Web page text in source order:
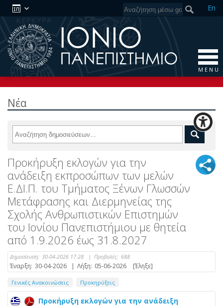
En
M E N U
Νέα
Προκήρυξη εκλογών για την
ανάδειξη εκπροσώπων των μελών
Ε.ΔΙ.Π. του Τμήματος Ξένων Γλωσσών
Μετάφρασης και Διερμηνείας της
Σχολής Ανθρωπιστικών Επιστημών
του Ιονίου Πανεπιστήμιου με θητεία
από 1.9.2026 έως 31.8.2027
Δημοσίευση: 30-04-2026 17:28 | Προβολές: 688
Έναρξη: 30-04-2026 | Λήξη: 05-06-2026 [Έληξε]
Γενικές Ανακοινώσεις Προκηρύξεις
Προκήρυξη εκλογών για την ανάδειξη